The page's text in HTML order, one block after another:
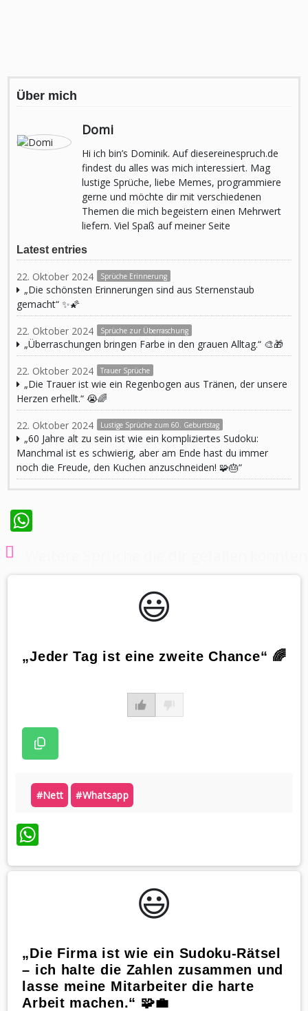
Über mich
Domi
Hi ich bin’s Dominik. Auf diesereinespruch.de
findest du alles was mich interessiert. Mag
lustige Sprüche, liebe Memes, programmiere
gerne und möchte dir mit verschiedenen
Themen die mich begeistern einen Mehrwert
liefern. Viel Spaß auf meiner Seite
Latest entries
22. Oktober 2024 Sprüche Erinnerung
„Die schönsten Erinnerungen sind aus Sternenstaub
gemacht“ ✨🌠
22. Oktober 2024 Sprüche zur Überraschung
„Überraschungen bringen Farbe in den grauen Alltag.“ 🎨🎁
22. Oktober 2024 Trauer Sprüche
„Die Trauer ist wie ein Regenbogen aus Tränen, der unsere
Herzen erhellt.“ 😭🌈
22. Oktober 2024 Lustige Sprüche zum 60. Geburtstag
„60 Jahre alt zu sein ist wie ein kompliziertes Sudoku:
Manchmal ist es schwierig, aber am Ende hast du immer
noch die Freude, den Kuchen anzuschneiden! 🧩🎂“
😃️
„Jeder Tag ist eine zweite Chance“ 🌈
#nett #whatsapp
WhatsApp
😃️
„Die Firma ist wie ein Sudoku-Rätsel
– ich halte die Zahlen zusammen und
lasse meine Mitarbeiter die harte
Arbeit machen.“ 🧩💼